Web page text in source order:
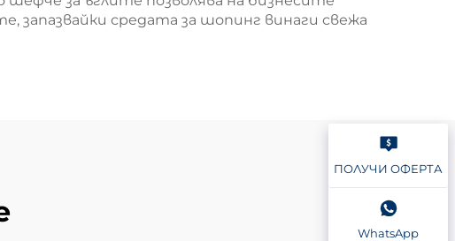
запазвайки средата за шопинг винаги свежа
ПОЛУЧИ ОФЕРТА
WhatsApp